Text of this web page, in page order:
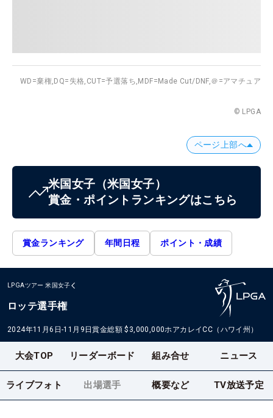
WD=棄権, DQ=失格, CUT=予選落ち, MDF=Made Cut/DNF,＠=アマチュア
© LPGA
ページ上部へ
米国女子 （米国女子）
賞金・ポイントランキングはこちら
賞金ランキング 年間日程 ポイント・成績
LPGAツアー 米国女子
ロッテ選手権
2024年11月6日-11月9日賞金総額 $3,000,000ホアカレイCC（ハワイ州）
大会TOP リーダーボード 組み合せ ニュース
ライブフォト 出場選手 概要など TV放送予定